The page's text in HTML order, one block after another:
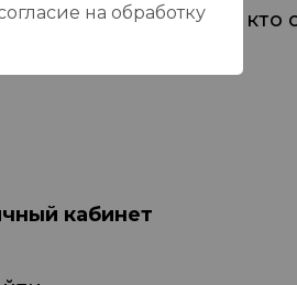
будьте первым, кто
кабинет
на обработку